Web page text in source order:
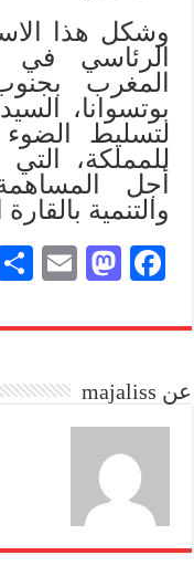
وشكل هذا
الرئاسي
المغرب
بوتسوانا،
لتسليط الضوء
للمملكة،
أجل
والتنمية بالقارة
Fa
bo
M
to
n
E
ail
عن majaliss